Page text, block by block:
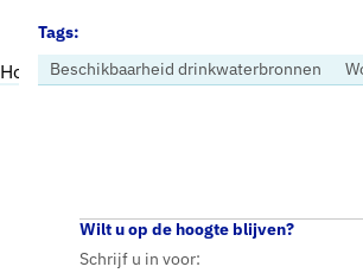
Home Nieuws
Tags:
Beschikbaarheid drinkwaterbronnen
Wilt u op de hoogte blijven?
Schrijf u in voor: